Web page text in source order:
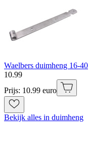
Waelbers duimheng 16-
10.99
Prijs: 10.99 euro
Bekijk alles in duimheng